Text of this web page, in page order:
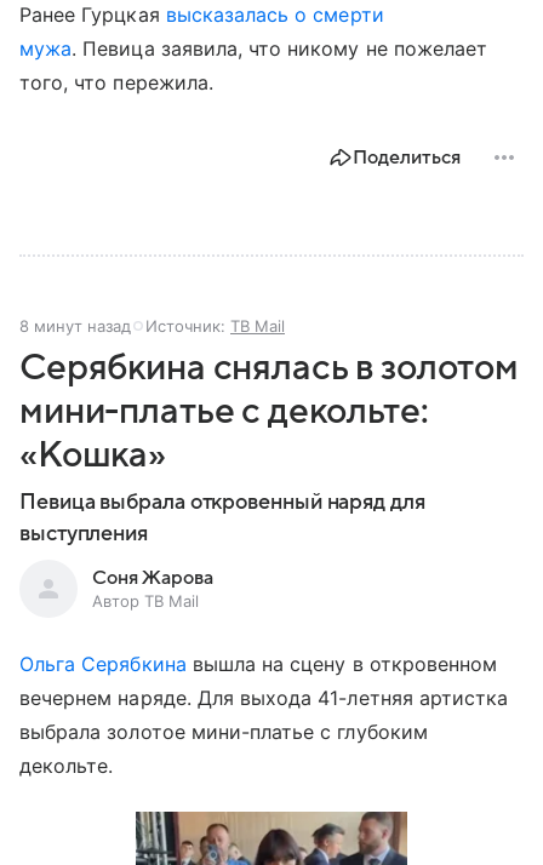
Ранее Гурцкая высказалась о смерти
мужа. Певица заявила, что никому не пожелает
того, что пережила.
Поделиться
8 минут назад Источник: ТВ Mail
Серябкина снялась в золотом
мини-платье с декольте:
«Кошка»
Певица выбрала откровенный наряд для
выступления
Соня Жарова
Автор ТВ Mail
Ольга Серябкина вышла на сцену в откровенном
вечернем наряде. Для выхода 41-летняя артистка
выбрала золотое мини-платье с глубоким
декольте.